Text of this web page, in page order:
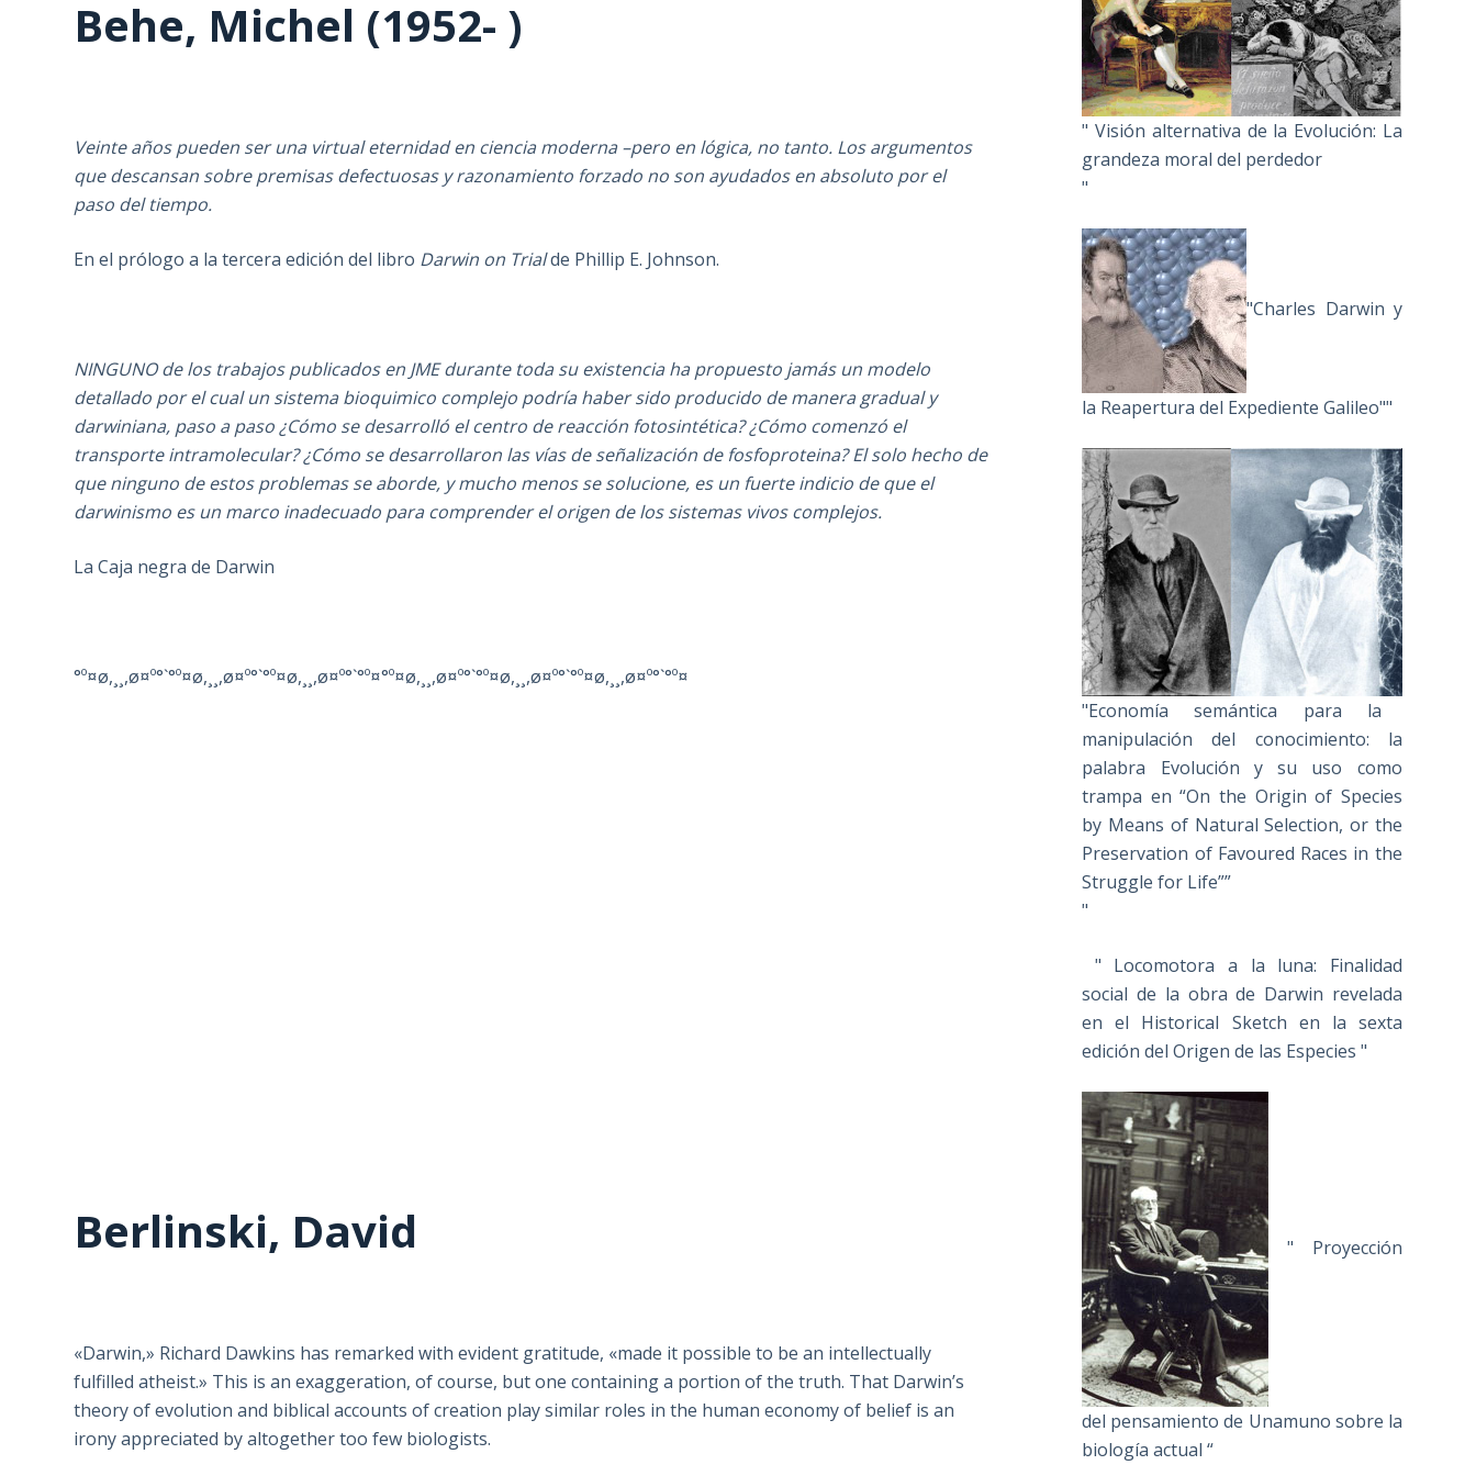
Behe, Michel (1952- )
Veinte años pueden ser una virtual eternidad en ciencia moderna –pero en lógica, no tanto. Los argumentos
que descansan sobre premisas defectuosas y razonamiento forzado no son ayudados en absoluto por el
paso del tiempo.
En el prólogo a la tercera edición del libro Darwin on Trialde Phillip E. Johnson.
NINGUNO de los trabajos publicados en JME durante toda su existencia ha propuesto jamás un modelo
detallado por el cual un sistema bioquimico complejo podría haber sido producido de manera gradual y
darwiniana, paso a paso ¿Cómo se desarrolló el centro de reacción fotosintética? ¿Cómo comenzó el
transporte intramolecular? ¿Cómo se desarrollaron las vías de señalización de fosfoproteina? El solo hecho de
que ninguno de estos problemas se aborde, y mucho menos se solucione, es un fuerte indicio de que el
darwinismo es un marco inadecuado para comprender el origen de los sistemas vivos complejos.
La Caja negra de Darwin
°º¤ø,¸¸,ø¤º°`°º¤ø,¸¸,ø¤º°`°º¤ø,¸¸,ø¤º°`°º¤°º¤ø,¸¸,ø¤º°`°º¤ø,¸¸,ø¤º°`°º¤ø,¸¸,ø¤º°`°º¤
Berlinski, David
«Darwin,» Richard Dawkins has remarked with evident gratitude, «made it possible to be an intellectually
fulfilled atheist.» This is an exaggeration, of course, but one containing a portion of the truth. That Darwin’s
theory of evolution and biblical accounts of creation play similar roles in the human economy of belief is an
irony appreciated by altogether too few biologists.
" Visión alternativa de la Evolución: La
grandeza moral del perdedor
"
"Charles Darwin y
la Reapertura del Expediente Galileo""
"Economía semántica para la
manipulación del conocimiento: la
palabra Evolución y su uso como
trampa en “On the Origin of Species
by Means of Natural Selection, or the
Preservation of Favoured Races in the
Struggle for Life””
"
" Locomotora a la luna: Finalidad
social de la obra de Darwin revelada
en el Historical Sketch en la sexta
edición del Origen de las Especies "
" Proyección
del pensamiento de Unamuno sobre la
biología actual “